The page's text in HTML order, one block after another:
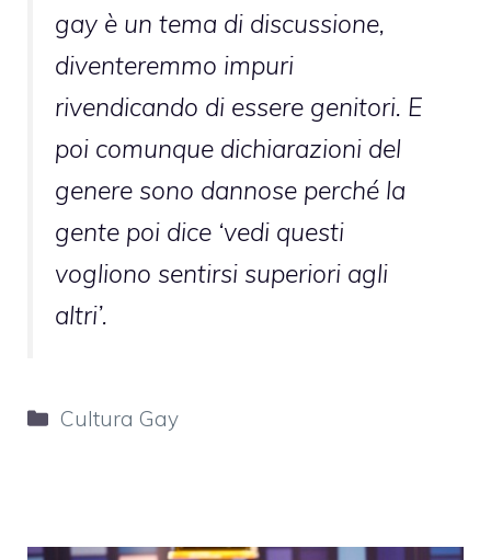
gay è un tema di discussione,
diventeremmo impuri
rivendicando di essere genitori. E
poi comunque dichiarazioni del
genere sono dannose perché la
gente poi dice ‘vedi questi
vogliono sentirsi superiori agli
altri’.
Categorie
Cultura Gay